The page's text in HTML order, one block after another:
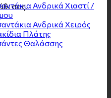
σας. Ανδρικά Χιαστί /
Ανδρικά Χειρός
Πλάτης
Θαλάσσης